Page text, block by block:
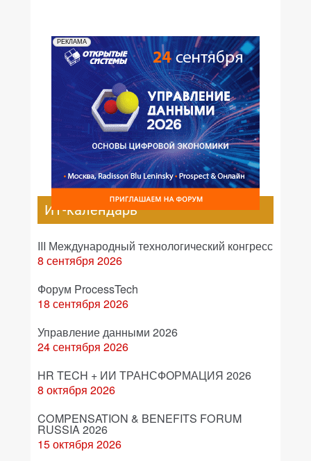
РЕКЛАМА
ИТ-календарь
III Международный технологический конгресс
8 сентября 2026
Форум ProcessTech
18 сентября 2026
Управление данными 2026
24 сентября 2026
HR TECH + ИИ ТРАНСФОРМАЦИЯ 2026
8 октября 2026
COMPENSATION & BENEFITS FORUM
RUSSIA 2026
15 октября 2026